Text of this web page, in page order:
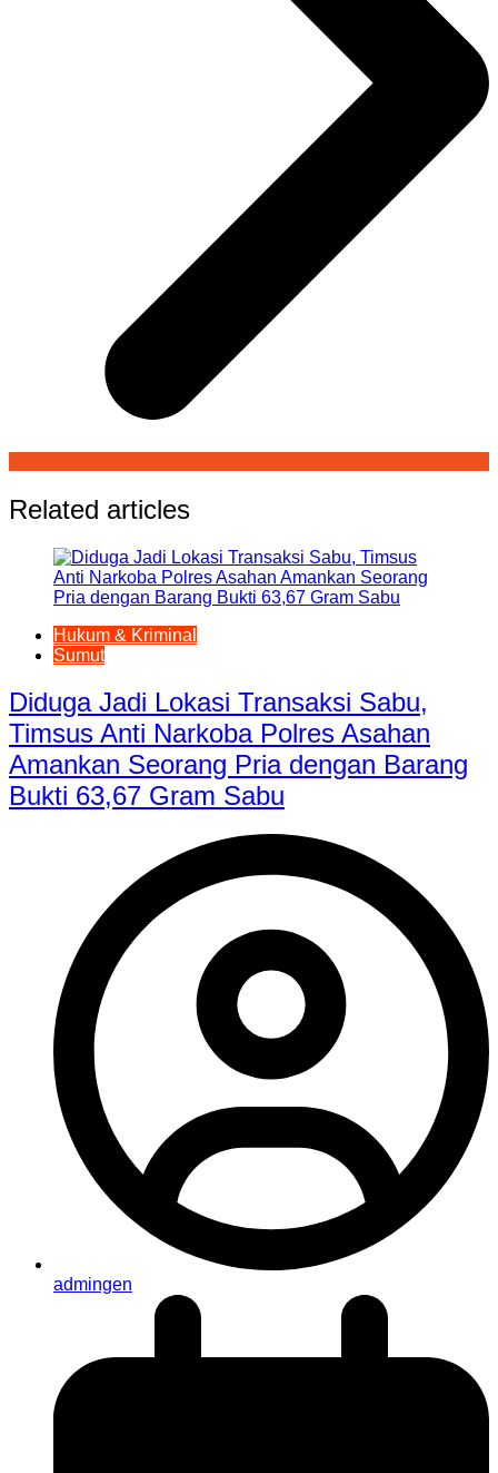
Related articles
Hukum & Kriminal
Sumut
Diduga Jadi Lokasi Transaksi Sabu,
Timsus Anti Narkoba Polres Asahan
Amankan Seorang Pria dengan Barang
Bukti 63,67 Gram Sabu
admingen